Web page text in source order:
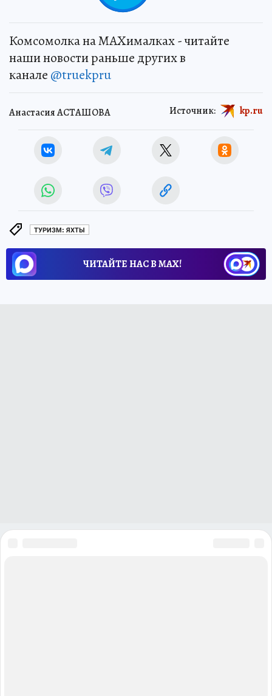
Комсомолка на MAXималках - читайте
наши новости раньше других в
канале @truekpru
Анастасия АСТАШОВА Источник: kp.ru
ТУРИЗМ: ЯХТЫ
ЧИТАЙТЕ НАС В МАХ!